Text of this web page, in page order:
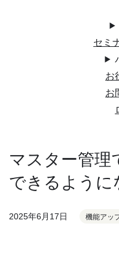
セミ
お
お
マスター管理
できるように
2025年6月17日 機能アッ